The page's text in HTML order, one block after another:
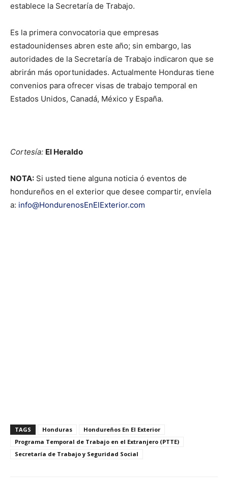
establece la Secretaría de Trabajo.
Es la primera convocatoria que empresas
estadounidenses abren este año; sin embargo, las
autoridades de la Secretaría de Trabajo indicaron que se
abrirán más oportunidades. Actualmente Honduras tiene
convenios para ofrecer visas de trabajo temporal en
Estados Unidos, Canadá, México y España.
Cortesía: El Heraldo
NOTA: Si usted tiene alguna noticia ó eventos de
hondureños en el exterior que desee compartir, envíela
a: info@HondurenosEnElExterior.com
TAGS Honduras
Hondureños En El Exterior
Programa Temporal de Trabajo en el Extranjero (PTTE)
Secretaría de Trabajo y Seguridad Social